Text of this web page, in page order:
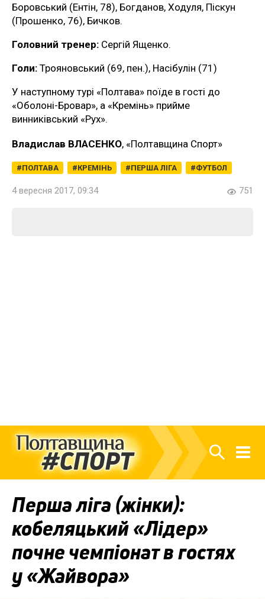
Боровський (Ентін, 78), Богданов, Ходуля, Піскун
(Прошенко, 76), Бичков.
Головний тренер: Сергій Ященко.
Голи: Трояновський (69, пен.), Насібулін (71)
У наступному турі «Полтава» поїде в гості до
«Оболоні-Бровар», а «Кремінь» прийме
винниківський «Рух».
Владислав ВЛАСЕНКО, «Полтавщина Спорт»
ПОЛТАВА КРЕМІНЬ ПЕРША ЛІГА ФУТБОЛ
4 вересня 2017, 09:34 751
Перша ліга (жінки):
кобеляцький «Лідер»
почне чемпіонат в гостях
у «Жайвора»